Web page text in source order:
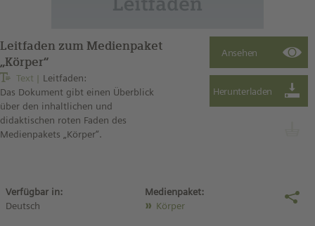
Leitfaden zum Medienpaket
„Körper“
Text
Leitfaden:
Das Dokument gibt einen Überblick
über den inhaltlichen und
didaktischen roten Faden des
Medienpakets „Körper“.
Verfügbar in:
Deutsch
Medienpaket:
Körper